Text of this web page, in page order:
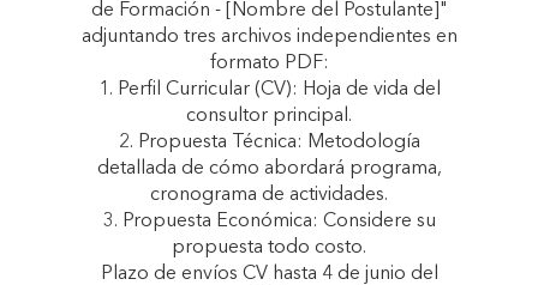
de Formación - [Nombre del Postulante]"
adjuntando tres archivos independientes en
formato PDF:
1. Perfil Curricular (CV): Hoja de vida del
consultor principal.
2. Propuesta Técnica: Metodología
detallada de cómo abordará programa,
cronograma de actividades.
3. Propuesta Económica: Considere su
propuesta todo costo.
Plazo de envíos CV hasta 4 de junio del